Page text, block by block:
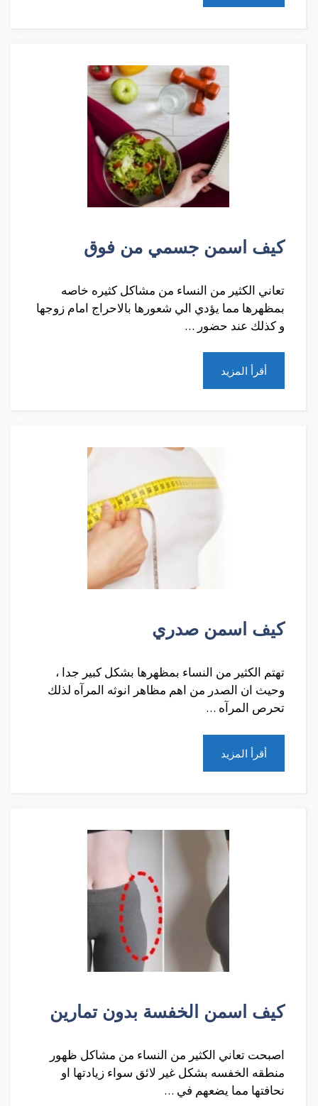
كيف اسمن جسمي من فوق
تعاني الكثير من النساء من مشاكل كثيره خاصه
بمظهرها مما يؤدي الي شعورها بالاحراج امام زوجها
و كذلك عند حضور …
أقرأ المزيد
كيف اسمن صدري
تهتم الكثير من النساء بمظهرها بشكل كبير جدا ،
وحيث ان الصدر من اهم مظاهر انوثه المرآه لذلك
تحرص المرآه …
أقرأ المزيد
كيف اسمن الخفسة بدون تمارين
اصبحت تعاني الكثير من النساء من مشاكل ظهور
منطقه الخفسه بشكل غير لائق سواء زيادتها او
نحافتها مما يضعهم في …